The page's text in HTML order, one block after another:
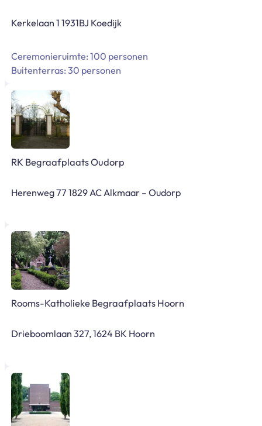
Kerkelaan 1 1931BJ Koedijk
Ceremonieruimte: 100 personen
Buitenterras: 30 personen
RK Begraafplaats Oudorp
Herenweg 77 1829 AC Alkmaar – Oudorp
Rooms-Katholieke Begraafplaats Hoorn
Drieboomlaan 327, 1624 BK Hoorn